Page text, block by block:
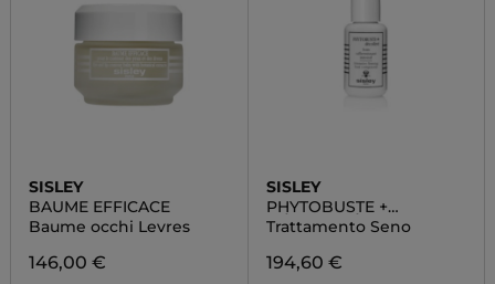
SISLEY
BAUME EFFICACE
Baume occhi Levres
146,00 €
SISLEY
PHYTOBUSTE +
DÉCOLLETÉ
Trattamento Seno
194,60 €